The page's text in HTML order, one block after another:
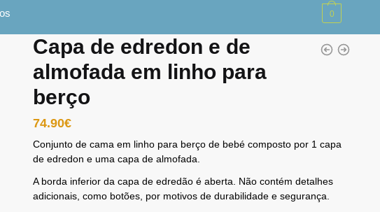
0
Capa de edredon e de
almofada em linho para
berço
74.90€
Conjunto de cama em linho para berço de bebé composto por 1 capa
de edredon e uma capa de almofada.
A borda inferior da capa de edredão é aberta. Não contém detalhes
adicionais, como botões, por motivos de durabilidade e segurança.